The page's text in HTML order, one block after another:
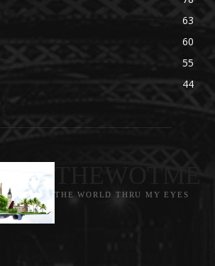
63
60
55
44
THE WORLD THRU MY EYES